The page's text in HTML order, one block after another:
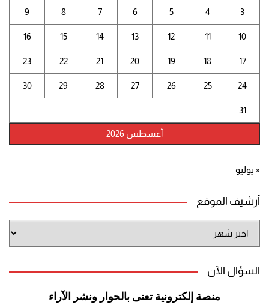
أغسطس 2026
3
4
5
6
7
8
9
10
11
12
13
14
15
16
17
18
19
20
21
22
23
24
25
26
27
28
29
30
31
« يوليو
أرشيف الموقع
الموقع
السؤال الآن
منصة إلكترونية تعنى بالحوار ونشر الآراء